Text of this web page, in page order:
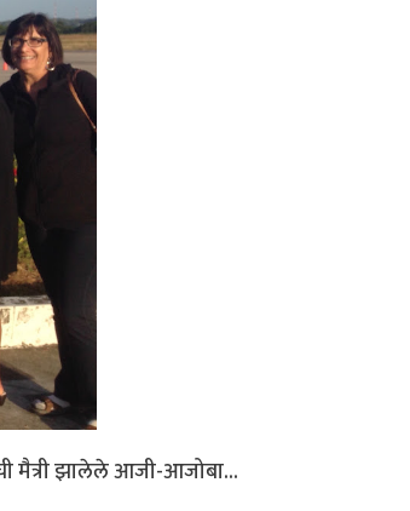
मैत्री झालेले आजी-आजोबा...